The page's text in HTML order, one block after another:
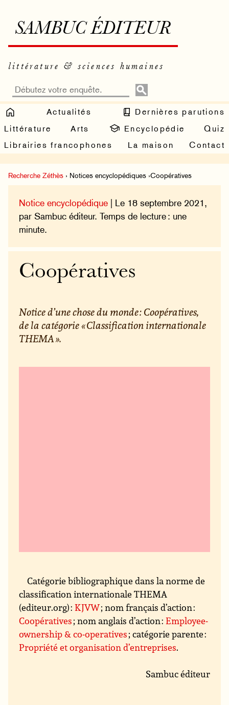
SAMBUC ÉDITEUR
littérature & sciences humaines
Actualités
Dernières parutions
Littérature
Arts Encyclopédie
Quiz
Librairies francophones
La maison Contact
Recherche Zéthès › Notices encyclopédiques ›Coopératives
Notice encyclopédique | Le 18 septembre 2021,
par Sambuc éditeur. Temps de lecture : une
minute.
Coopératives
Notice d’une chose du monde : Coopératives,
de la catégorie « Classification internationale
THEMA ».
Catégorie bibliographique dans la norme de
classification internationale THEMA
(editeur.org) :KJVW; nom français d’action :
Coopératives; nom anglais d’action :Employee-
ownership & co-operatives; catégorie parente :
Propriété et organisation d’entreprises.
Sambuc éditeur